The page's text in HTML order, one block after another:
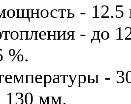
- 12.5
- до
%.
-
мм.